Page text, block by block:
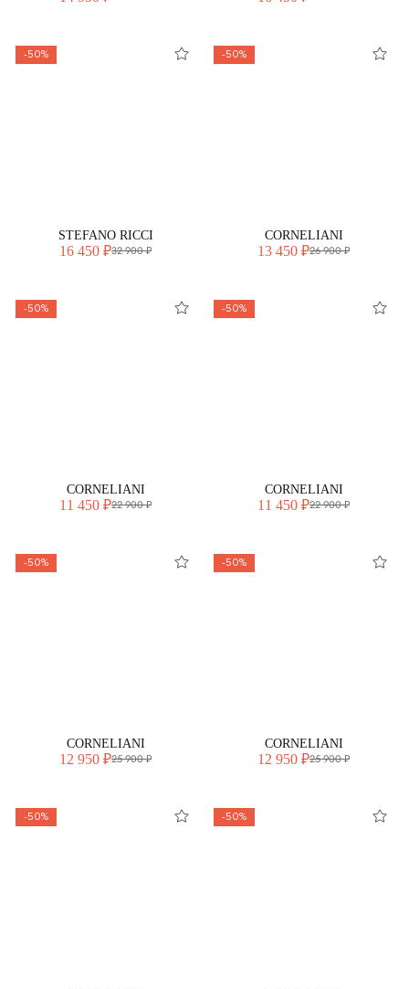
-50%
STEFANO RICCI
16 450 ₽32 900 ₽
-50%
CORNELIANI
13 450 ₽26 900 ₽
-50%
CORNELIANI
11 450 ₽22 900 ₽
-50%
CORNELIANI
11 450 ₽22 900 ₽
-50%
CORNELIANI
12 950 ₽25 900 ₽
-50%
CORNELIANI
12 950 ₽25 900 ₽
-50% -50%